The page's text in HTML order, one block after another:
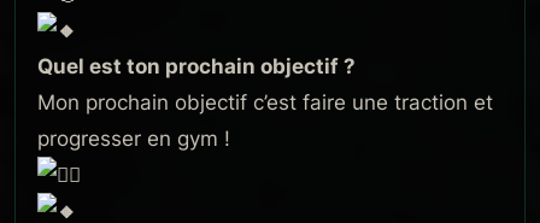
Quel est ton prochain objectif ?
Mon prochain objectif c’est faire une traction et
progresser en gym !